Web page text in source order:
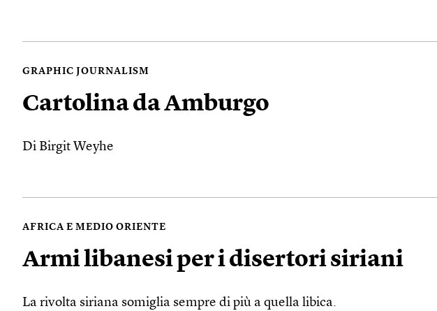
GRAPHIC JOURNALISM
Cartolina da Amburgo
Di Birgit Weyhe
AFRICA E MEDIO ORIENTE
Armi libanesi per i disertori siriani
La rivolta siriana somiglia sempre di più a quella libica.